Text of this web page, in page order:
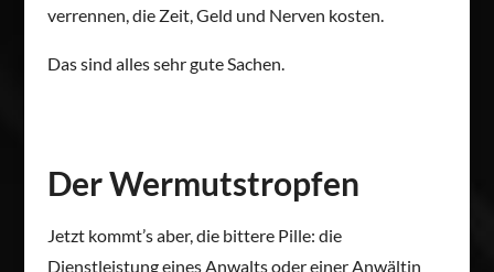
verrennen, die Zeit, Geld und Nerven kosten.
Das sind alles sehr gute Sachen.
Der Wermutstropfen
Jetzt kommt’s aber, die bittere Pille: die
Dienstleistung eines Anwalts oder einer Anwältin